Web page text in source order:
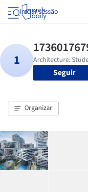
Iniciar sessão
Seguir
Organizar